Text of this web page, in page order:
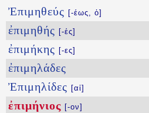
Ἐπιμηθεύς [-έως, ὁ]
ἐπιμηθής [-ές]
ἐπιμήκης [-ες]
ἐπιμηλάδες
Ἐπιμηλίδες [αἱ]
ἐπιμήνιος [-ον]